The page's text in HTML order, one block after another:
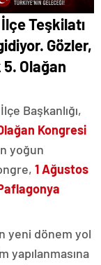
Teşkilatı
Gözler,
Olağan
Başkanlığı,
Kongresi
yoğun
1 Ağustos
yeni dönem yol
yapılanmasına